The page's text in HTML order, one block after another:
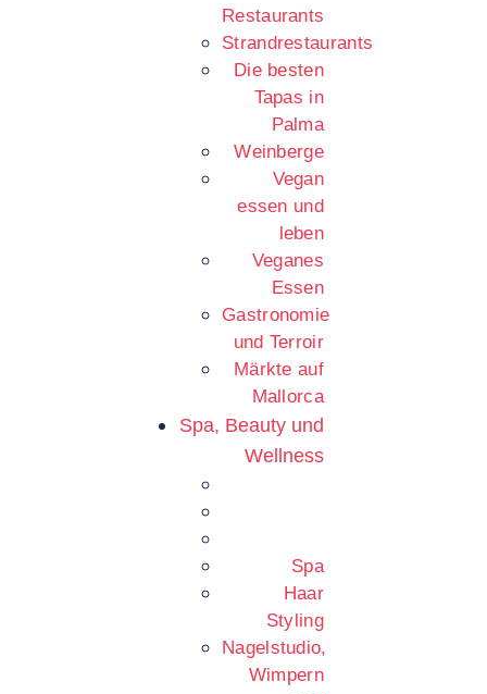
Restaurants
Strandrestaurants
Die besten
Tapas in
Palma
Weinberge
Vegan
essen und
leben
Veganes
Essen
Gastronomie
und Terroir
Märkte auf
Mallorca
Spa, Beauty und
Wellness
Spa
Haar
Styling
Nagelstudio,
Wimpern